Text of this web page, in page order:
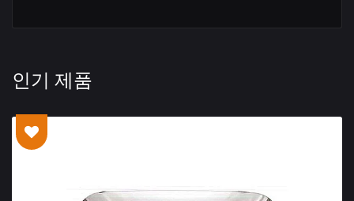
인기 제품